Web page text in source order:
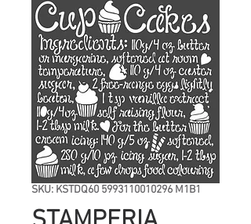
SKU: KSTDQ60 5993110010296 M1B1